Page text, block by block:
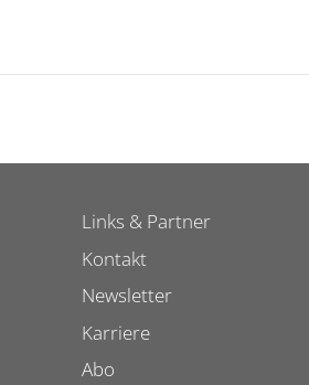
Links & Partner
Kontakt
Newsletter
Karriere
Abo